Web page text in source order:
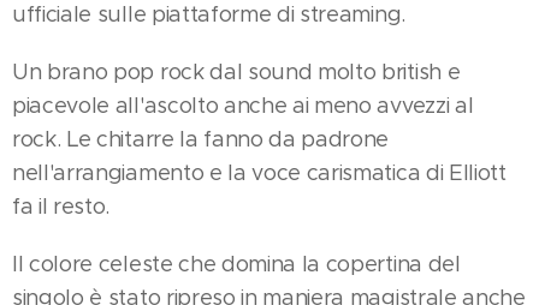
ufficiale sulle piattaforme di streaming.
Un brano pop rock dal sound molto british e
piacevole all'ascolto anche ai meno avvezzi al
rock. Le chitarre la fanno da padrone
nell'arrangiamento e la voce carismatica di Elliott
fa il resto.
Il colore celeste che domina la copertina del
singolo è stato ripreso in maniera magistrale anche